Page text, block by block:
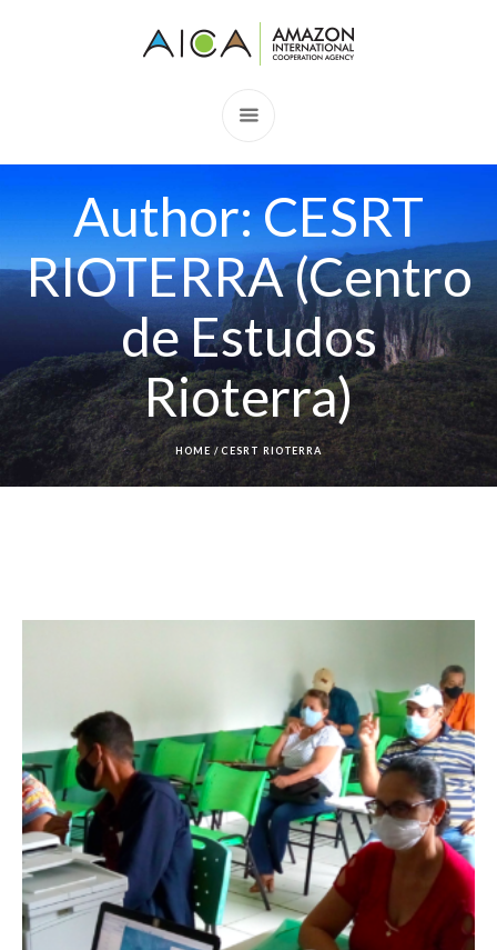
Author:CESRT
RIOTERRA(Centro
de Estudos
Rioterra)
HOME /CESRT RIOTERRA